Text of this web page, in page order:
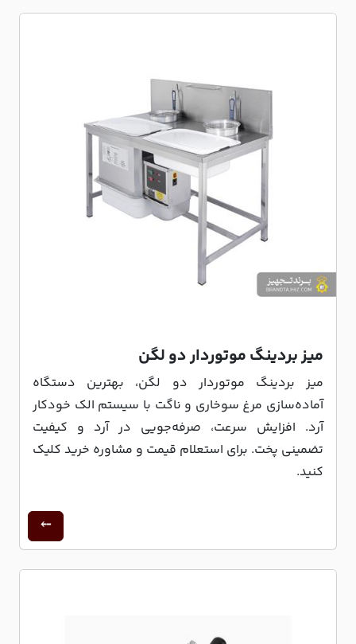
میز بردینگ موتوردار دو لگن
میز بردینگ موتوردار دو لگن، بهترین دستگاه
آماده‌سازی مرغ سوخاری و ناگت با سیستم الک خودکار
آرد. افزایش سرعت، صرفه‌جویی در آرد و کیفیت
تضمینی پخت. برای استعلام قیمت و مشاوره خرید کلیک
کنید.